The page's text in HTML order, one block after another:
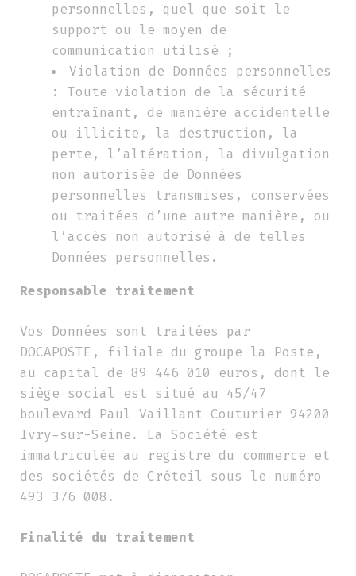
personnelles, quel que soit le
support ou le moyen de
communication utilisé ;
Violation de Données personnelles
: Toute violation de la sécurité
entraînant, de manière accidentelle
ou illicite, la destruction, la
perte, l’altération, la divulgation
non autorisée de Données
personnelles transmises, conservées
ou traitées d’une autre manière, ou
l’accès non autorisé à de telles
Données personnelles.
Responsable traitement
Vos Données sont traitées par
DOCAPOSTE, filiale du groupe la Poste,
au capital de 89 446 010 euros, dont le
siège social est situé au 45/47
boulevard Paul Vaillant Couturier 94200
Ivry-sur-Seine. La Société est
immatriculée au registre du commerce et
des sociétés de Créteil sous le numéro
493 376 008.
Finalité du traitement